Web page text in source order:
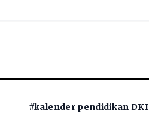
#kalender pendidikan DKI